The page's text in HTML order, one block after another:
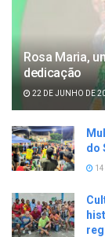
Rosa Maria,
dedicação
22 DE JUNHO DE
do